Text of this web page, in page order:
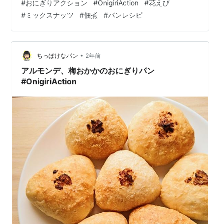
使います！ 以前もまたそんなことがありました😓
chippocket.hatenablog.com そういえば、「えびくる
み」という佃煮があることを思い出しました。 （えびの
種類は違うけど） （画像引用：7品目「えびくるみ」：
水産…
#おにぎりアクション #OnigiriAction #花えび
#ミックスナッツ #佃煮 #パンレシピ
ちっぽけなパン • 2年前
アルモンデ、梅おかかのおにぎりパン
#OnigiriAction